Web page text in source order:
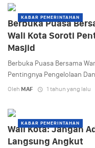
KABAR PEMERINTAHAN
Berbuka Puasa
Wali Kota Soroti
Masjid
Berbuka Puasa Bersama
Pentingnya Pengelolaan
Oleh MAF 1 tahun yang lalu
KABAR PEMERINTAHAN
Wali Kota: Jangan
Langsung Angkut